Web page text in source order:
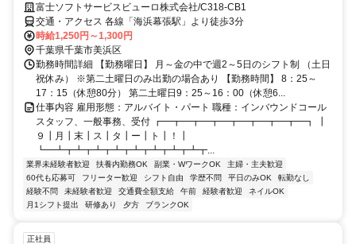
富士ソフトサービスビューロ株式会社/C318-CB1
交通・アクセス 各線「海浜幕張駅」より徒歩3分
時給1,250円～1,300円
千葉県千葉市美浜区
勤務時間詳細 【勤務曜日】 月～金の中で週2～5日のシフト制 （土日
祝休み） ※第二土曜日のみ出勤の場合あり 【勤務時間】 8：25～
17：15（休憩80分） 第二土曜日9：25～16：00（休憩6...
仕事内容 雇用形態：アルバイト・パート 職種：インバウンドコール
スタッフ、一般事務、受付 ┏━┳━┳━┳━┳━┳━┳━┳━┓ ┃
９┃月┃末┃ス┃タ┃ー┃ト┃！┃
┗━┻┳┻┳┻┳┻┳┻┳┻┳┻┳┻┳...
業界未経験者歓迎 扶養内勤務OK 副業・WワークOK
主婦・主夫歓迎
60代も応募可
フリーター歓迎 シフト自由 学歴不問 平日のみOK
転勤なし
経験不問
未経験者歓迎 交通費全額支給 午前 経験者歓迎
ネイルOK
月1シフト提出
研修あり 夕方 ブランクOK
正社員